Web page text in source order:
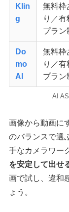
Klin
g
無料枠
り／有
プラン
Do
mo
AI
無料枠
り／有
プラン
AI
画像から動画に
のバランスで選
手なカメラワー
を安定して出せ
画で試し、違和
ょう。